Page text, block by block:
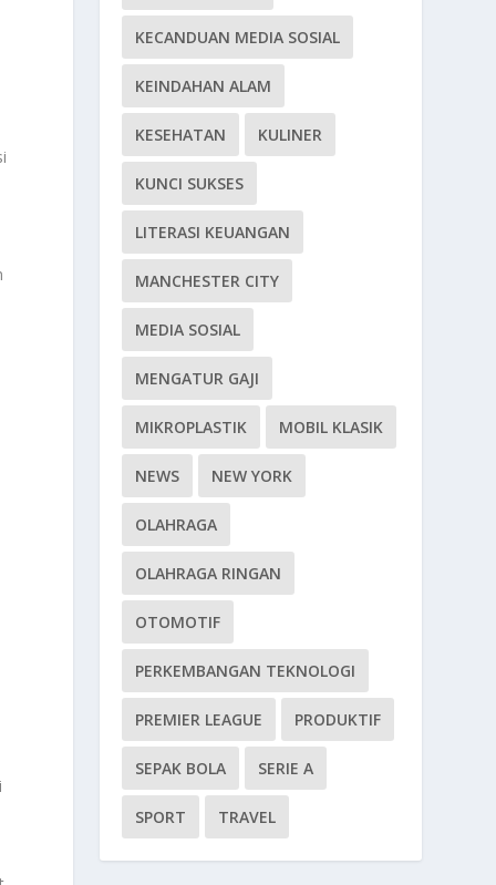
KECANDUAN MEDIA SOSIAL
KEINDAHAN ALAM
KESEHATAN KULINER
KUNCI SUKSES
LITERASI KEUANGAN
MANCHESTER CITY
MEDIA SOSIAL
MENGATUR GAJI
MIKROPLASTIK MOBIL KLASIK
NEWS NEW YORK
OLAHRAGA
OLAHRAGA RINGAN
OTOMOTIF
PERKEMBANGAN TEKNOLOGI
PREMIER LEAGUE PRODUKTIF
SEPAK BOLA SERIE A
SPORT TRAVEL